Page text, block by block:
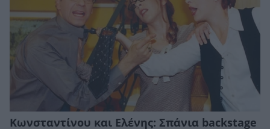
Κωνσταντίνου και Ελένης: Σπάνια backstage